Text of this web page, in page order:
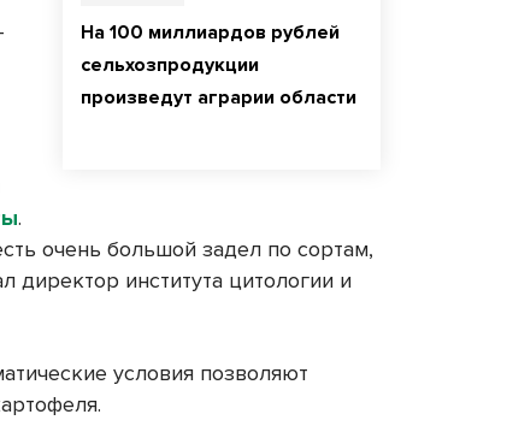
На 100 миллиардов рублей
сельхозпродукции
произведут аграрии области
.
очень большой задел по сортам,
директор института цитологии и
условия позволяют